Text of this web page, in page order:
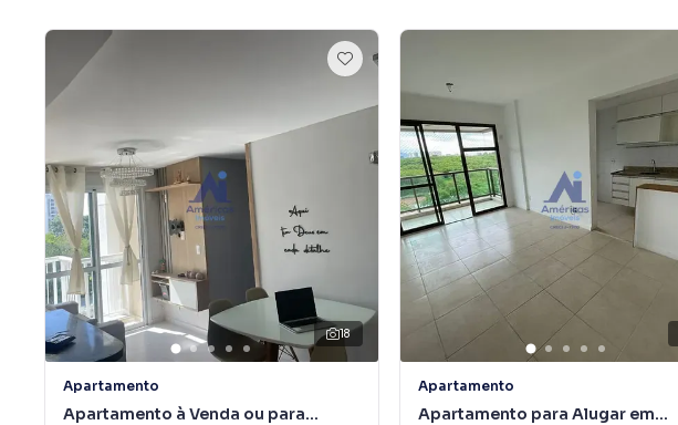
18
Apartamento
Apartamento à Venda ou para
Apartamento
Apartamento para Alugar em